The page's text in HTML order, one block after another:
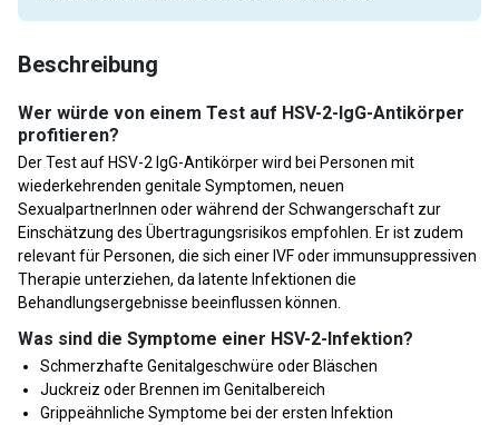
Beschreibung
Wer würde von einem Test auf HSV-2-IgG-Antikörper
profitieren?
Der Test auf HSV-2 IgG-Antikörper wird bei Personen mit
wiederkehrenden genitale Symptomen, neuen
SexualpartnerInnen oder während der Schwangerschaft zur
Einschätzung des Übertragungsrisikos empfohlen. Er ist zudem
relevant für Personen, die sich einer IVF oder immunsuppressiven
Therapie unterziehen, da latente Infektionen die
Behandlungsergebnisse beeinflussen können.
Was sind die Symptome einer HSV-2-Infektion?
Schmerzhafte Genitalgeschwüre oder Bläschen
Juckreiz oder Brennen im Genitalbereich
Grippeähnliche Symptome bei der ersten Infektion